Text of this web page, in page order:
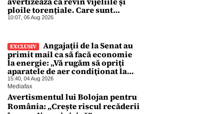
ploile torențiale. Care sunt
zonele vizate, începând chiar de
10:07, 06 Aug 2026
EXCLUSIV
Angajaţii de la Senat au
primit mail ca să facă economie
la energie: „Vă rugăm să opriţi
aparatele de aer condiţionat la
sfârşitul programului”
15:40, 04 Aug 2026
Mediafax
Avertismentul lui Bolojan pentru
România: „Crește riscul recăderii